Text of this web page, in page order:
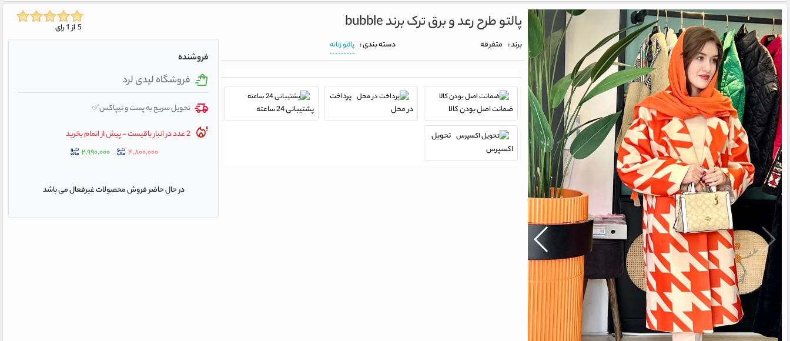
پالتو طرح رعد و برق ترک برند bubble
برند : متفرقه دسته بندی : پالتو زنانه
ضمانت اصل بودن کالا
پرداخت
در محل
پشتیبانی 24 ساعته
تحویل
اکسپرس
فروشنده
فروشگاه لیدی لرد
تحویل سریع به پست و تیپاکس✅
2 عدد در انبار باقیست - پیش از اتمام بخرید
۴,۸۰۰,۰۰۰
۲,۹۹۰,۰۰۰
در حال حاضر فروش محصولات غیرفعال می باشد